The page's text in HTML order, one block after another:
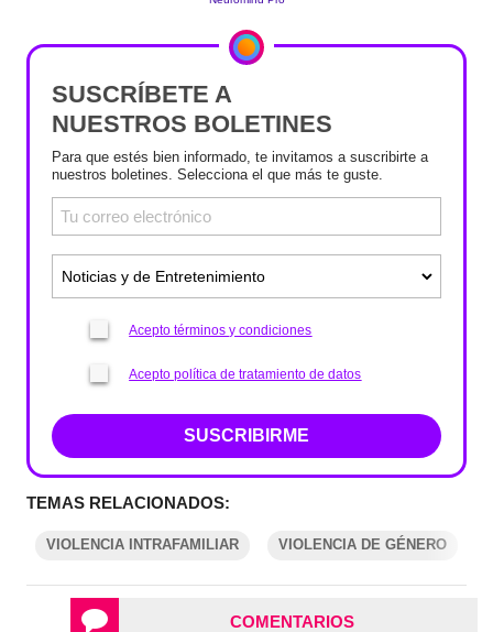
SUSCRÍBETE A
NUESTROS BOLETINES
Para que estés bien informado, te invitamos a suscribirte a
nuestros boletines. Selecciona el que más te guste.
Acepto términos y condiciones
Acepto política de tratamiento de datos
SUSCRIBIRME
TEMAS RELACIONADOS:
VIOLENCIA INTRAFAMILIAR VIOLENCIA DE GÉNERO
COMENTARIOS